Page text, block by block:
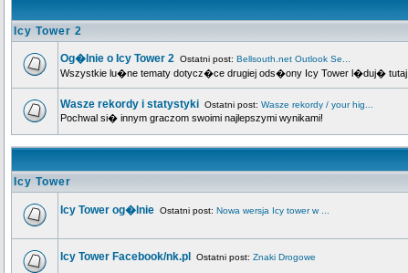
Icy Tower 2
Og�lnie o Icy Tower 2 Ostatni post: Bellsouth.net Outlook Se...
Wszystkie lu�ne tematy dotycz�ce drugiej ods�ony Icy Tower l�duj� tutaj.
Wasze rekordy i statystyki Ostatni post: Wasze rekordy / your hig...
Pochwal si� innym graczom swoimi najlepszymi wynikami!
Icy Tower
Icy Tower og�lnie Ostatni post: Nowa wersja Icy tower w ...
Icy Tower Facebook/nk.pl Ostatni post: Znaki Drogowe